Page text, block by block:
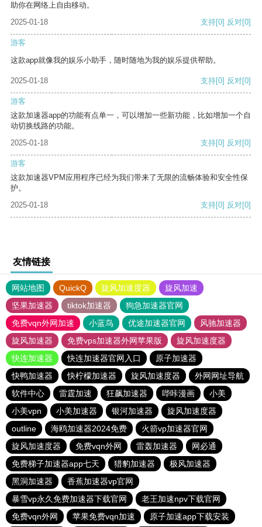
助你在网络上自由移动。
2025-01-18
支持[0] 反对[0]
游客
这款app就像我的娱乐小助手，随时随地为我的娱乐提供帮助。
2025-01-18 支持[0] 反对[0]
游客
这款加速器app的功能有点单一，可以增加一些新功能，比如增加一个自
动切换线路的功能。
2025-01-18
支持[0] 反对[0]
游客
这款加速器VPM应用程序已经为我们带来了无限的流畅体验和安全性保
护。
2025-01-18
支持[0] 反对[0]
友情链接
网站地图 QuickQ 旋风加速度器
旋风加速
坚果加速器
tiktok加速器
狗急加速器官网
免费vqn外网加速
小蓝鸟 优途加速器官网
风驰加速器
旋风加速器
免费vps加速器外网苹果版
旋风加速度器
快连加速器
快连加速器官网入口
原子加速器
快鸭加速器
快柠檬加速器 旋风加速度器
外网网址导航
软件中心
雷霆加速 狂飙加速器 哔咔漫画
小美
小美vpn
小美加速器 银河加速器
旋风加速度器
outline
海鸥加速器2024免费
火箭vp加速器官网
旋风加速度器
免费vqn外网 雷轰加速器
网必通
免费梯子加速器app七天
猎豹加速器
极风加速器
黑洞加速器
香蕉加速器vp官网
暴雪vp永久免费加速器下载官网
老王加速npv下载官网
免费vqn外网
苹果免费vqn加速 原子加速app下载安装